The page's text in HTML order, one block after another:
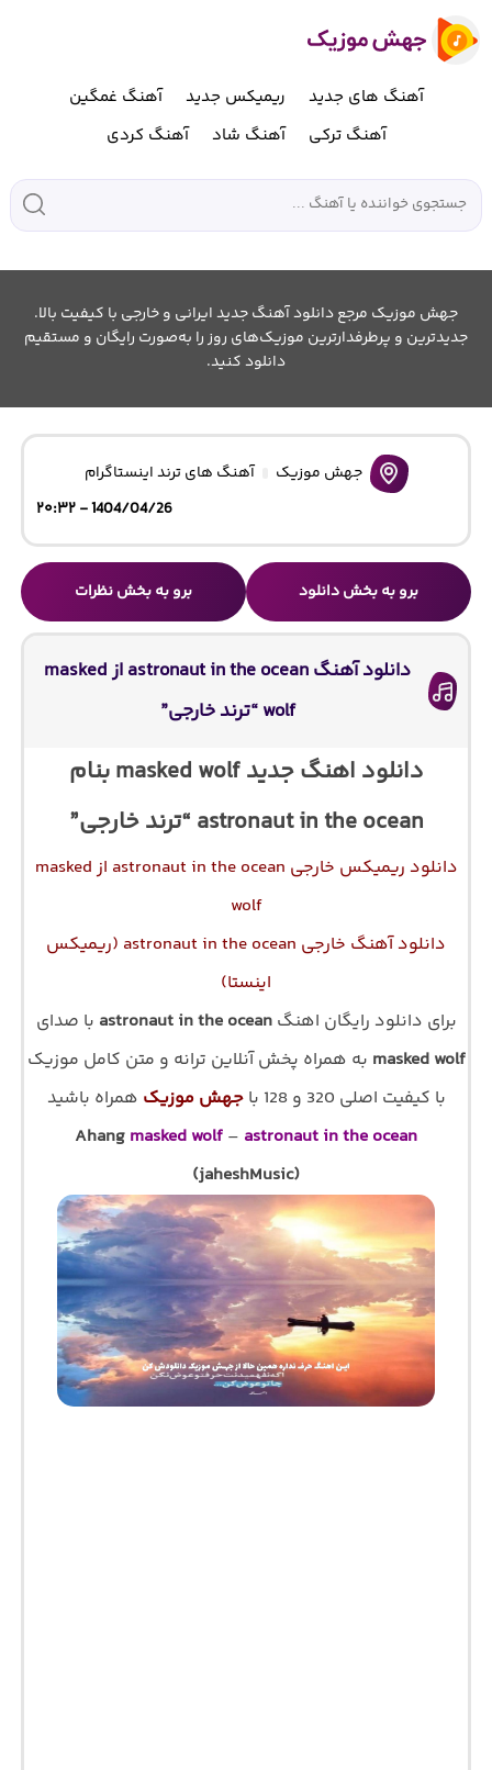
آهنگ های جدید ریمیکس جدید
آهنگ غمگین
آهنگ ترکی
آهنگ شاد آهنگ کردی
جهش موزیک مرجع دانلود آهنگ جدید ایرانی و خارجی با کیفیت بالا.
جدیدترین و پرطرفدارترین موزیک‌های روز را به‌صورت رایگان و مستقیم
دانلود کنید.
جهش موزیک
آهنگ های ترند اینستاگرام
1404/04/26 - ۲۰:۳۲
برو به بخش دانلود برو به بخش نظرات
دانلود آهنگ astronaut in the ocean از masked
wolf “ترند خارجی”
دانلود اهنگ جدید masked wolf بنام
astronaut in the ocean “ترند خارجی”
دانلود ریمیکس خارجی astronaut in the ocean از masked
wolf
دانلود آهنگ خارجی astronaut in the ocean (ریمیکس
اینستا)
برای دانلود رایگان اهنگastronaut in the ocean با صدای
masked wolf به همراه پخش آنلاین ترانه و متن کامل موزیک
با کیفیت اصلی 320 و 128 با
جهش موزیک همراه باشید
Ahang masked wolf – astronaut in the ocean
(jaheshMusic)